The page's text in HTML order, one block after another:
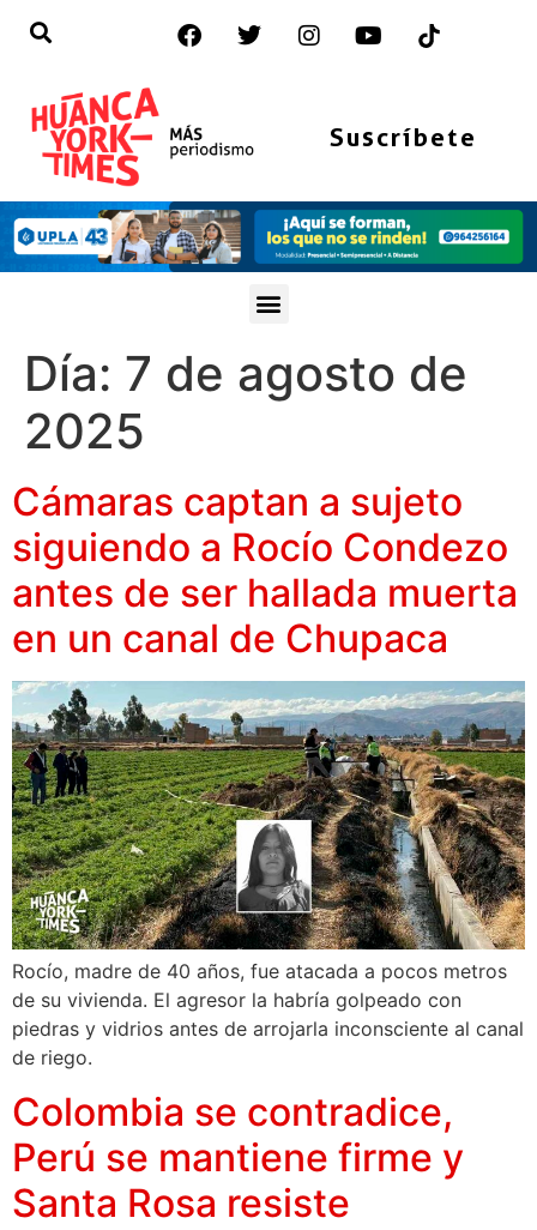
Suscríbete
Día: 7 de agosto de
2025
Cámaras captan a sujeto
siguiendo a Rocío Condezo
antes de ser hallada muerta
en un canal de Chupaca
Rocío, madre de 40 años, fue atacada a pocos metros
de su vivienda. El agresor la habría golpeado con
piedras y vidrios antes de arrojarla inconsciente al canal
de riego.
Colombia se contradice,
Perú se mantiene firme y
Santa Rosa resiste